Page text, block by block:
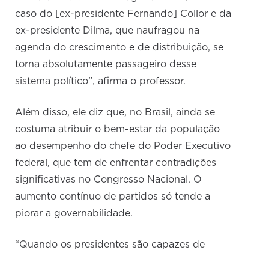
caso do [ex-presidente Fernando] Collor e da
ex-presidente Dilma, que naufragou na
agenda do crescimento e de distribuição, se
torna absolutamente passageiro desse
sistema político”, afirma o professor.
Além disso, ele diz que, no Brasil, ainda se
costuma atribuir o bem-estar da população
ao desempenho do chefe do Poder Executivo
federal, que tem de enfrentar contradições
significativas no Congresso Nacional. O
aumento contínuo de partidos só tende a
piorar a governabilidade.
“Quando os presidentes são capazes de